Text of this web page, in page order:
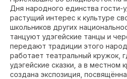
Дня народного единства
растущий интерес к культуре
школьников других
танцуют удэгейские танцы и
передают традиции этого
работает театральный кружок,
удэгейские сказки, а в местном
создана экспозиция,